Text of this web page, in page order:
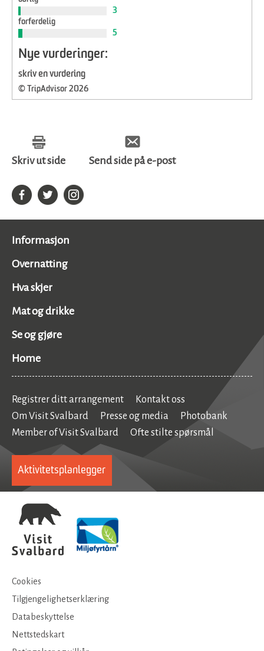
3
forferdelig
5
Nye vurderinger:
skriv en vurdering
© TripAdvisor 2026
Skriv ut side Send side på e-post
Informasjon
Overnatting
Hva skjer
Mat og drikke
Se og gjøre
Home
Registrer ditt arrangement
Kontakt oss
Om Visit Svalbard
Presse og media
Photobank
Member of Visit Svalbard
Ofte stilte spørsmål
Aktivitetsplanlegger
Cookies
Tilgjengelighetserklæring
Databeskyttelse
Nettstedskart